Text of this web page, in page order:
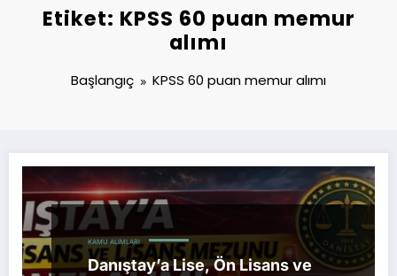
Etiket: KPSS 60 puan memur
alımı
Başlangıç KPSS 60 puan memur alımı
KAMU ALIMLARI
Danıştay’a Lise, Ön Lisans ve